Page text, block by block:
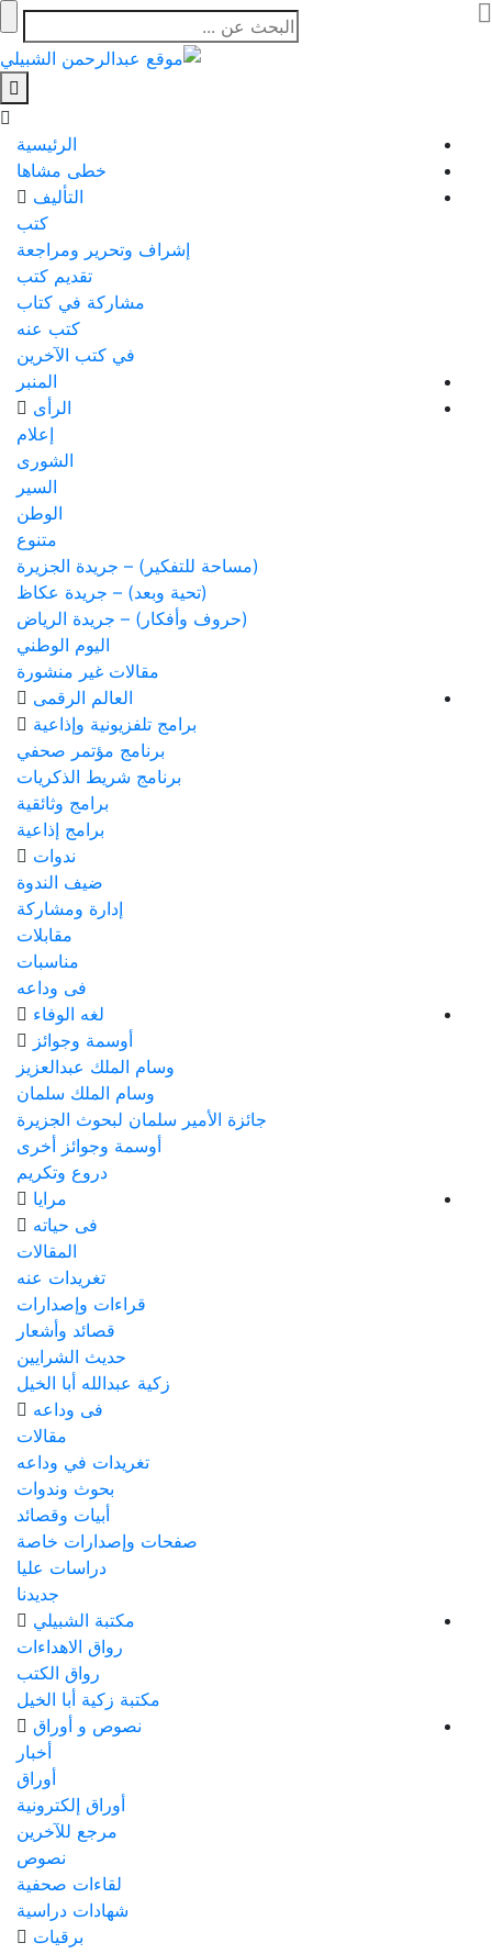
الرئيسية
خطى مشاها
التأليف
كتب
إشراف وتحرير ومراجعة
تقديم كتب
مشاركة في كتاب
كتب عنه
في كتب الآخرين
المنبر
الرأى
إعلام
الشورى
السير
الوطن
متنوع
(مساحة للتفكير) – جريدة الجزيرة
(تحية وبعد) – جريدة عكاظ
(حروف وأفكار) – جريدة الرياض
اليوم الوطني
مقالات غير منشورة
العالم الرقمى
برامج تلفزيونية وإذاعية
برنامج مؤتمر صحفي
برنامج شريط الذكريات
برامج وثائقية
برامج إذاعية
ندوات
ضيف الندوة
إدارة ومشاركة
مقابلات
مناسبات
فى وداعه
لغه الوفاء
أوسمة وجوائز
وسام الملك عبدالعزيز
وسام الملك سلمان
جائزة الأمير سلمان لبحوث الجزيرة
أوسمة وجوائز أخرى
دروع وتكريم
مرايا
فى حياته
المقالات
تغريدات عنه
قراءات وإصدارات
قصائد وأشعار
حديث الشرايين
زكية عبدالله أبا الخيل
فى وداعه
مقالات
تغريدات في وداعه
بحوث وندوات
أبيات وقصائد
صفحات وإصدارات خاصة
دراسات عليا
جديدنا
مكتبة الشبيلي
رواق الاهداءات
رواق الكتب
مكتبة زكية أبا الخيل
نصوص و أوراق
أخبار
أوراق
أوراق إلكترونية
مرجع للآخرين
نصوص
لقاءات صحفية
شهادات دراسية
برقيات